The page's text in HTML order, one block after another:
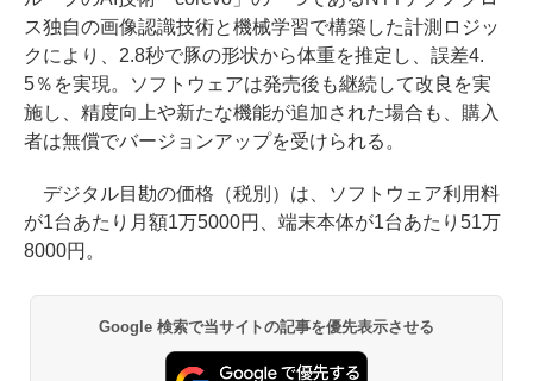
ス独自の画像認識技術と機械学習で構築した計測ロジッ
クにより、2.8秒で豚の形状から体重を推定し、誤差4.
5％を実現。ソフトウェアは発売後も継続して改良を実
施し、精度向上や新たな機能が追加された場合も、購入
者は無償でバージョンアップを受けられる。
デジタル目勘の価格（税別）は、ソフトウェア利用料
が1台あたり月額1万5000円、端末本体が1台あたり51万
8000円。
Google 検索で当サイトの記事を優先表示させる